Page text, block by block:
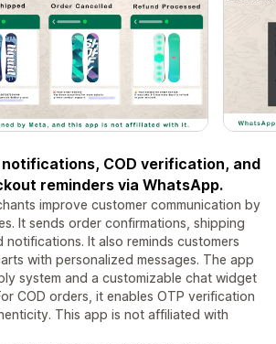
COD verification, and
reminders via WhatsApp.
improve customer communication by
It sends order confirmations, shipping
notifications. It also reminds customers
with personalized messages. The app
system and a customizable chat widget
COD orders, it enables OTP verification
This app is not affiliated with